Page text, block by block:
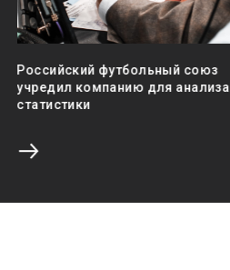
Российский футбольный союз
учредил компанию для анализа
статистики